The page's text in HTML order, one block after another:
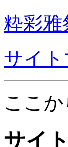
粋彩雅
サイ
ここ
サイ